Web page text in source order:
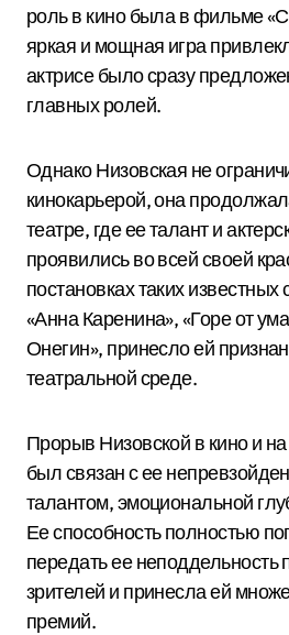
роль в кино была в фильме
яркая и мощная игра
актрисе было сразу
главных ролей.
Однако Низовская не
кинокарьерой, она
театре, где ее талант и
проявились во всей своей
постановках таких известных
«Анна Каренина», «Горе от
Онегин», принесло ей
театральной среде.
Прорыв Низовской в кино и
был связан с ее
талантом, эмоциональной
Ее способность полностью
передать ее неподдельность
зрителей и принесла ей
премий.